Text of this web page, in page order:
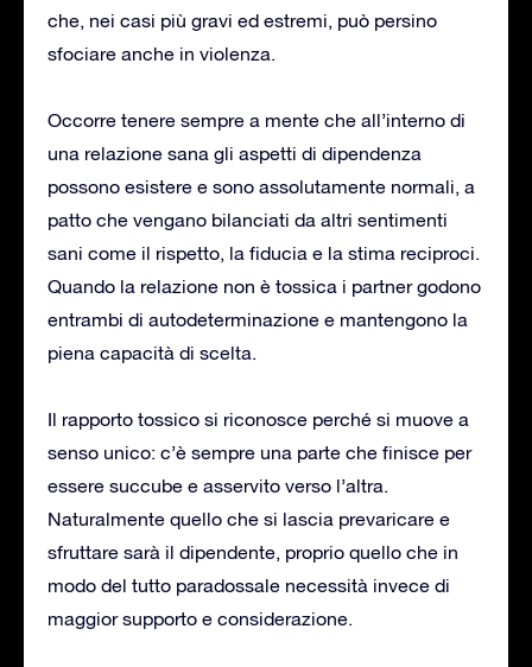
che, nei casi più gravi ed estremi, può persino
sfociare anche in violenza.
Occorre tenere sempre a mente che all’interno di
una relazione sana gli aspetti di dipendenza
possono esistere e sono assolutamente normali, a
patto che vengano bilanciati da altri sentimenti
sani come il rispetto, la fiducia e la stima reciproci.
Quando la relazione non è tossica i partner godono
entrambi di autodeterminazione e mantengono la
piena capacità di scelta.
Il rapporto tossico si riconosce perché si muove a
senso unico: c’è sempre una parte che finisce per
essere succube e asservito verso l’altra.
Naturalmente quello che si lascia prevaricare e
sfruttare sarà il dipendente, proprio quello che in
modo del tutto paradossale necessità invece di
maggior supporto e considerazione.